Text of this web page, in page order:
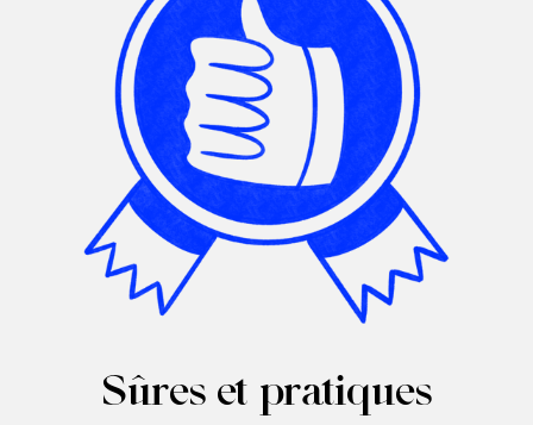
Sûres et pratiques